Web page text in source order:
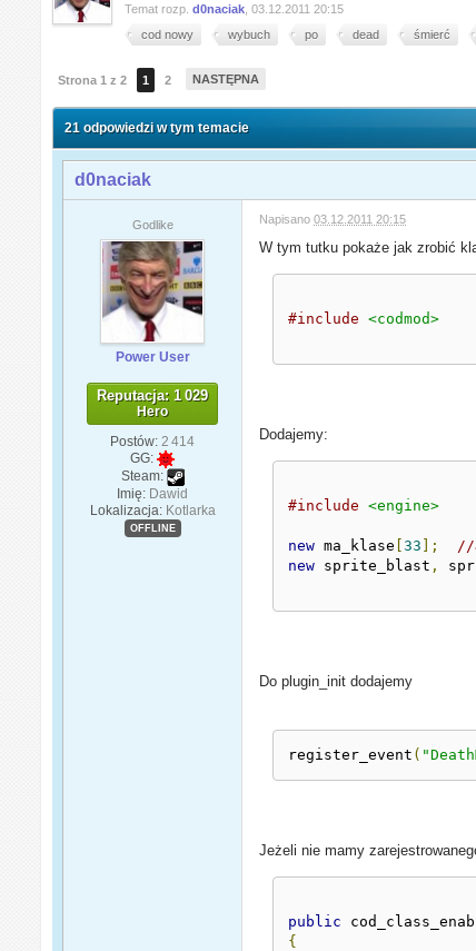
Temat rozp.d0naciak ,03.12.2011 20:15
cod nowy
wybuch po dead śmierć
Strona 1 z 2 1 2 NASTĘPNA
21 odpowiedzi w tym temacie
d0naciak
Godlike
Power User
Reputacja: 1 029
Hero
Postów: 2 414
GG:
Steam:
Imię: Dawid
Lokalizacja: Kotlarka
OFFLINE
Napisano03.12.2011 20:15
W tym tutku pokaże jak zrobić
#include <codmod>
Dodajemy:
#include <engine>
new ma_klase [33 ];
//
new sprite_blast ,
Do plugin_init dodajemy
register_event (
Jeżeli nie mamy
public
{